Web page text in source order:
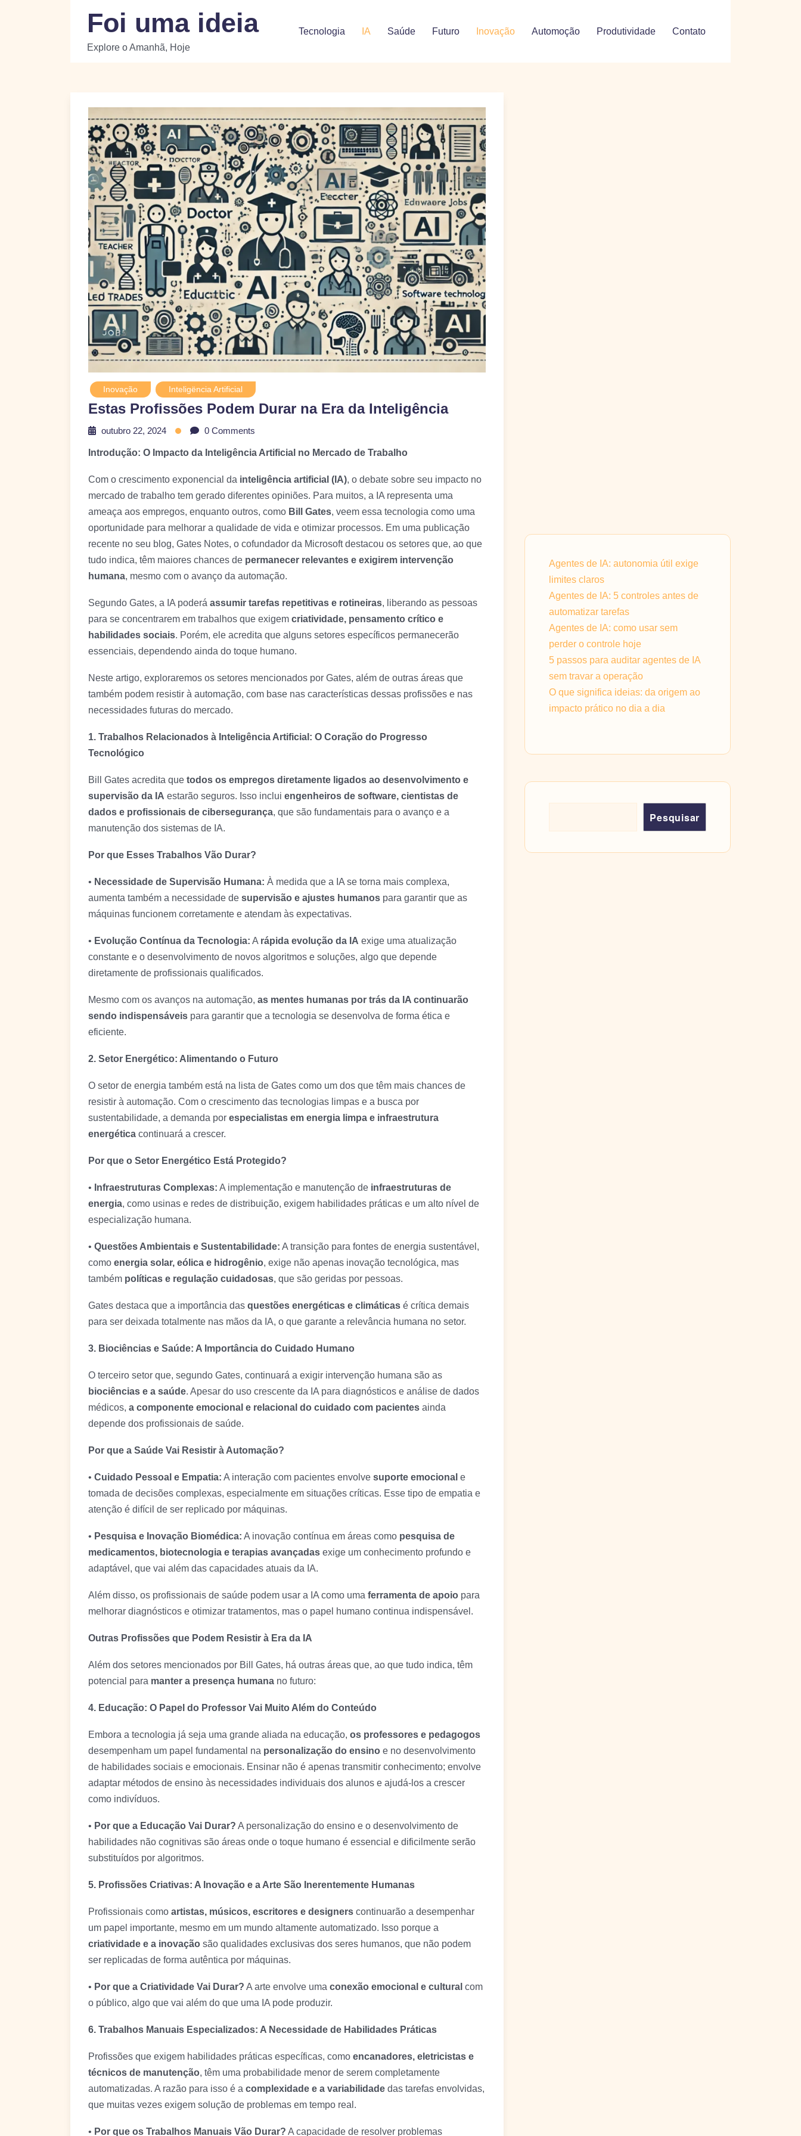
Foi uma ideia
Explore o Amanhã, Hoje
Tecnologia IA Saúde Futuro Inovação Automoção Produtividade Contato
Inovação Inteligëncia Artificial
Estas Profissões Podem Durar na Era da Inteligência
outubro 22, 2024 0 Comments
Introdução: O Impacto da Inteligência Artificial no Mercado de Trabalho
Com o crescimento exponencial da inteligência artificial (IA), o debate sobre seu impacto no
mercado de trabalho tem gerado diferentes opiniões. Para muitos, a IA representa uma
ameaça aos empregos, enquanto outros, como Bill Gates, veem essa tecnologia como uma
oportunidade para melhorar a qualidade de vida e otimizar processos. Em uma publicação
recente no seu blog, Gates Notes, o cofundador da Microsoft destacou os setores que, ao que
tudo indica, têm maiores chances de permanecer relevantes e exigirem intervenção
humana, mesmo com o avanço da automação.
Segundo Gates, a IA poderá assumir tarefas repetitivas e rotineiras, liberando as pessoas
para se concentrarem em trabalhos que exigem criatividade, pensamento crítico e
habilidades sociais. Porém, ele acredita que alguns setores específicos permanecerão
essenciais, dependendo ainda do toque humano.
Neste artigo, exploraremos os setores mencionados por Gates, além de outras áreas que
também podem resistir à automação, com base nas características dessas profissões e nas
necessidades futuras do mercado.
1. Trabalhos Relacionados à Inteligência Artificial: O Coração do Progresso
Tecnológico
Bill Gates acredita que todos os empregos diretamente ligados ao desenvolvimento e
supervisão da IA estarão seguros. Isso inclui engenheiros de software, cientistas de
dados e profissionais de cibersegurança, que são fundamentais para o avanço e a
manutenção dos sistemas de IA.
Por que Esses Trabalhos Vão Durar?
• Necessidade de Supervisão Humana: À medida que a IA se torna mais complexa,
aumenta também a necessidade de supervisão e ajustes humanos para garantir que as
máquinas funcionem corretamente e atendam às expectativas.
• Evolução Contínua da Tecnologia: A rápida evolução da IA exige uma atualização
constante e o desenvolvimento de novos algoritmos e soluções, algo que depende
diretamente de profissionais qualificados.
Mesmo com os avanços na automação, as mentes humanas por trás da IA continuarão
sendo indispensáveis para garantir que a tecnologia se desenvolva de forma ética e
eficiente.
2. Setor Energético: Alimentando o Futuro
O setor de energia também está na lista de Gates como um dos que têm mais chances de
resistir à automação. Com o crescimento das tecnologias limpas e a busca por
sustentabilidade, a demanda por especialistas em energia limpa e infraestrutura
energética continuará a crescer.
Por que o Setor Energético Está Protegido?
• Infraestruturas Complexas: A implementação e manutenção de infraestruturas de
energia, como usinas e redes de distribuição, exigem habilidades práticas e um alto nível de
especialização humana.
• Questões Ambientais e Sustentabilidade: A transição para fontes de energia sustentável,
como energia solar, eólica e hidrogênio, exige não apenas inovação tecnológica, mas
também políticas e regulação cuidadosas, que são geridas por pessoas.
Gates destaca que a importância das questões energéticas e climáticas é crítica demais
para ser deixada totalmente nas mãos da IA, o que garante a relevância humana no setor.
3. Biociências e Saúde: A Importância do Cuidado Humano
O terceiro setor que, segundo Gates, continuará a exigir intervenção humana são as
biociências e a saúde. Apesar do uso crescente da IA para diagnósticos e análise de dados
médicos, a componente emocional e relacional do cuidado com pacientes ainda
depende dos profissionais de saúde.
Por que a Saúde Vai Resistir à Automação?
• Cuidado Pessoal e Empatia: A interação com pacientes envolve suporte emocional e
tomada de decisões complexas, especialmente em situações críticas. Esse tipo de empatia e
atenção é difícil de ser replicado por máquinas.
• Pesquisa e Inovação Biomédica: A inovação contínua em áreas como pesquisa de
medicamentos, biotecnologia e terapias avançadas exige um conhecimento profundo e
adaptável, que vai além das capacidades atuais da IA.
Além disso, os profissionais de saúde podem usar a IA como uma ferramenta de apoio para
melhorar diagnósticos e otimizar tratamentos, mas o papel humano continua indispensável.
Outras Profissões que Podem Resistir à Era da IA
Além dos setores mencionados por Bill Gates, há outras áreas que, ao que tudo indica, têm
potencial para manter a presença humana no futuro:
4. Educação: O Papel do Professor Vai Muito Além do Conteúdo
Embora a tecnologia já seja uma grande aliada na educação, os professores e pedagogos
desempenham um papel fundamental na personalização do ensino e no desenvolvimento
de habilidades sociais e emocionais. Ensinar não é apenas transmitir conhecimento; envolve
adaptar métodos de ensino às necessidades individuais dos alunos e ajudá-los a crescer
como indivíduos.
• Por que a Educação Vai Durar? A personalização do ensino e o desenvolvimento de
habilidades não cognitivas são áreas onde o toque humano é essencial e dificilmente serão
substituídos por algoritmos.
5. Profissões Criativas: A Inovação e a Arte São Inerentemente Humanas
Profissionais como artistas, músicos, escritores e designers continuarão a desempenhar
um papel importante, mesmo em um mundo altamente automatizado. Isso porque a
criatividade e a inovação são qualidades exclusivas dos seres humanos, que não podem
ser replicadas de forma autêntica por máquinas.
• Por que a Criatividade Vai Durar? A arte envolve uma conexão emocional e cultural com
o público, algo que vai além do que uma IA pode produzir.
6. Trabalhos Manuais Especializados: A Necessidade de Habilidades Práticas
Profissões que exigem habilidades práticas específicas, como encanadores, eletricistas e
técnicos de manutenção, têm uma probabilidade menor de serem completamente
automatizadas. A razão para isso é a complexidade e a variabilidade das tarefas envolvidas,
que muitas vezes exigem solução de problemas em tempo real.
• Por que os Trabalhos Manuais Vão Durar? A capacidade de resolver problemas
Agentes de IA: autonomia útil exige
limites claros
Agentes de IA: 5 controles antes de
automatizar tarefas
Agentes de IA: como usar sem
perder o controle hoje
5 passos para auditar agentes de IA
sem travar a operação
O que significa ideias: da origem ao
impacto prático no dia a dia
Pesquisar